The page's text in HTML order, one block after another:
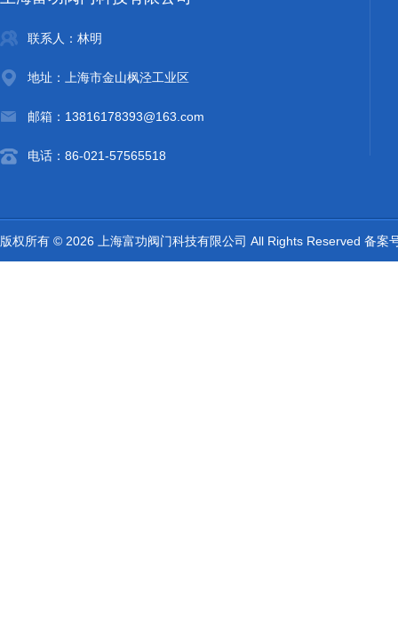
联系人：林明
地址：上海市金山枫泾工业区
邮箱：13816178393@163.com
电话：86-021-57565518
版权所有 © 2026 上海富功阀门科技有限公司 All Rights Reserved 备案